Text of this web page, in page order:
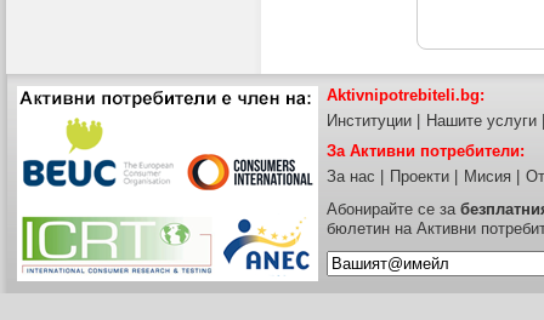
Aktivnipotrebiteli.bg:
Институции
Нашите услуги
За Активни потребители:
За нас
Проекти Мисия
Абонирайте се за
бюлетин на Активни